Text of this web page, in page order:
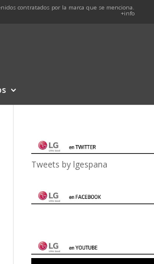
contratados por la marca que se menciona.
+info
Tweets by lgespana